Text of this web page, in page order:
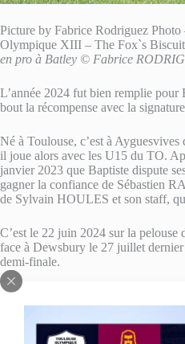
Picture by Fabrice Rodriguez
Olympique XIII – The Fox`s
en pro à Batley © Fabrice
L’année 2024 fut bien remplie
bout la récompense avec la
Né à Toulouse, c’est à
il joue alors avec les U15 du TO.
janvier 2023 que Baptiste dispute
gagner la confiance de Sébastien
de Sylvain HOULES et son staff,
C’est le 22 juin 2024 sur la
face à Dewsbury le 27 juillet
demi-finale.
Une ascension qui n’en finit plus
Sylvain HOULES : » Après